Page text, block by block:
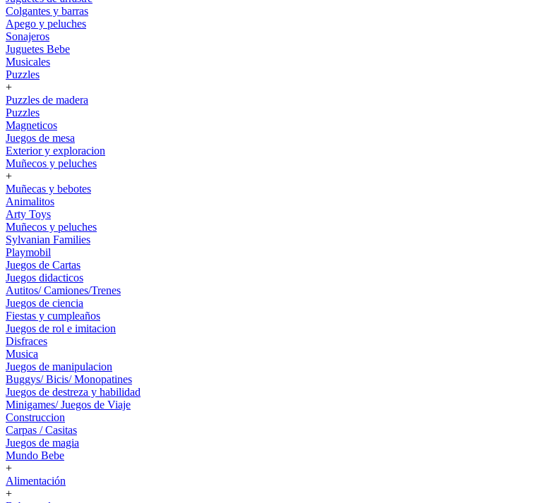
Colgantes y barras
Apego y peluches
Sonajeros
Juguetes Bebe
Musicales
Puzzles
+
Puzzles de madera
Puzzles
Magneticos
Juegos de mesa
Exterior y exploracion
Muñecos y peluches
+
Muñecas y bebotes
Animalitos
Arty Toys
Muñecos y peluches
Sylvanian Families
Playmobil
Juegos de Cartas
Juegos didacticos
Autitos/ Camiones/Trenes
Juegos de ciencia
Fiestas y cumpleaños
Juegos de rol e imitacion
Disfraces
Musica
Juegos de manipulacion
Buggys/ Bicis/ Monopatines
Juegos de destreza y habilidad
Minigames/ Juegos de Viaje
Construccion
Carpas / Casitas
Juegos de magia
Mundo Bebe
+
Alimentación
+